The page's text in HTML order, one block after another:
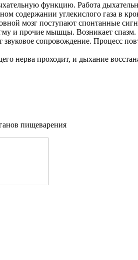
функцию. Работа
углекислого газа в
мозг поступают спонтанные
и прочие мышцы. Возникает спазм.
сопровождение. Процесс
нерва проходит, и дыхание